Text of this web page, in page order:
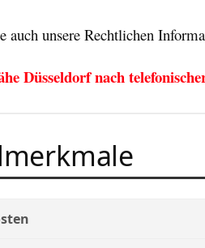
auch unsere Rechtlichen
Düsseldorf nach